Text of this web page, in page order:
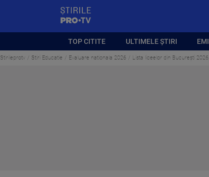
TOP CITITE ULTIMELE ȘTIRI
Stirileprotv Stiri Educatie Evaluare nationala 2026 Lista liceelor din București